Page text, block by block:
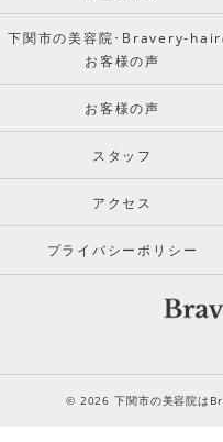
下関市の美容院･Bravery-hair
お客様の声
お客様の声
スタッフ
アクセス
プライバシーポリシー
© 2026 下関市の美容院は